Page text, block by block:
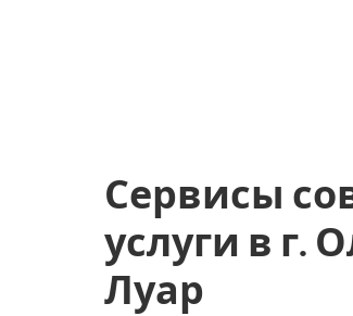
Сервисы
услуги в г.
Луар